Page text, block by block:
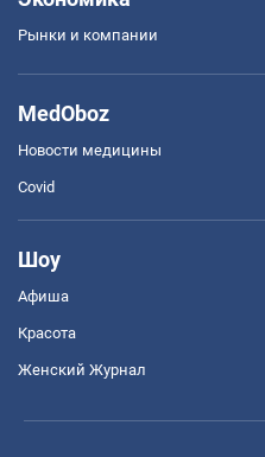
Рынки и компании
MedOboz
Новости медицины
Covid
Шоу
Афиша
Красота
Женский Журнал